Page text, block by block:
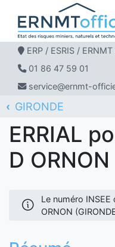
ERP / ESRIS /
01 86 47 59 01
service@ernmt-
ERNMT Officiel
ERRIAL
GIRONDE
VILLENAVE D ORNON
ERRIAL
D ORNON
Le numéro
ORNON